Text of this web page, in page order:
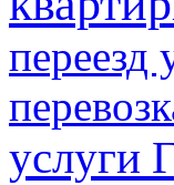
переезд
услуги